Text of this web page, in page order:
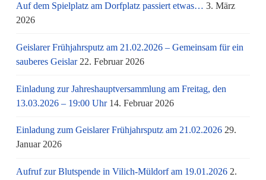
Auf dem Spielplatz am Dorfplatz passiert etwas… 3. März
2026
Geislarer Frühjahrsputz am 21.02.2026 – Gemeinsam für ein
sauberes Geislar 22. Februar 2026
Einladung zur Jahreshauptversammlung am Freitag, den
13.03.2026 – 19:00 Uhr 14. Februar 2026
Einladung zum Geislarer Frühjahrsputz am 21.02.2026 29.
Januar 2026
Aufruf zur Blutspende in Vilich-Müldorf am 19.01.2026 2.